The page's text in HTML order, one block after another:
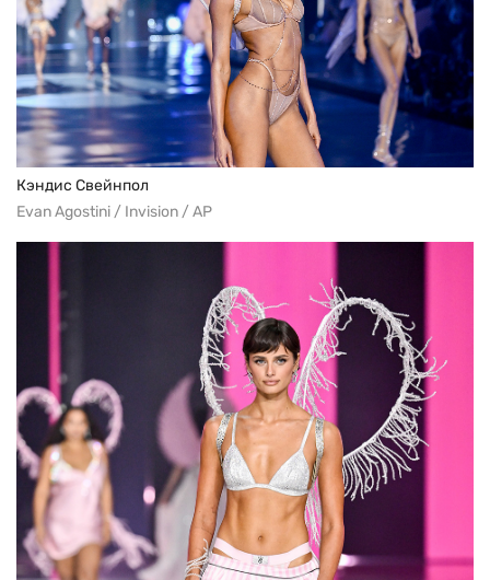
Кэндис Свейнпол
Evan Agostini / Invision / AP